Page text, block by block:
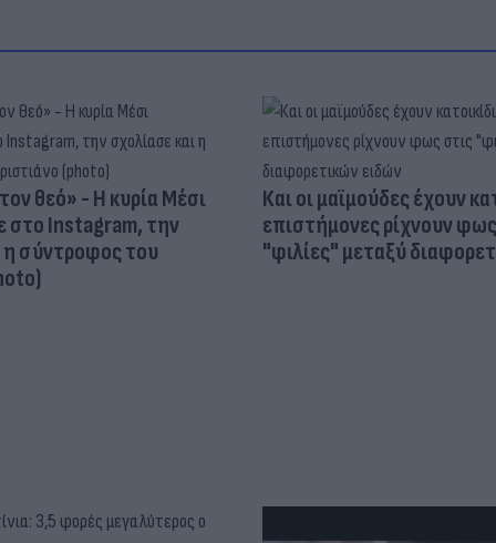
θεό» - Η κυρία Μέσι
στο Instagram, την
η σύντροφος του
Και οι μαϊμούδες έχουν
επιστήμονες ρίχνουν
"φιλίες" μεταξύ